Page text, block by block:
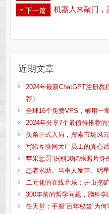
下一篇 机器人来敲门，
近期文章
2024年最新ChatGPT注册教
荐）
全球16个免费VPS，够用一
2024年分享7个最值得推荐
头条正式入局，搜索市场风
写给互联网大厂员工的真心
苹果惩罚“识别30亿张照片身
患者求助、当事人发声、明
二元化的在线音乐：开山挖
300年前的哲学问题，脑科学
任天堂：手握“百年秘笈”为